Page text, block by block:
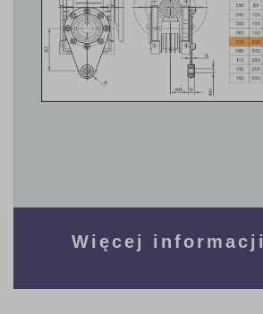
Więcej informacji